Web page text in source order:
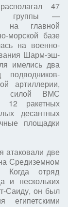
47
группы —
на главной
морской базе
на военно-
Шарм-эш-
имелись два
артиллерии,
силой ВМС
12 ракетных
десантных
площадки
атаковали две
Средиземном
Когда отряд
и нескольких
Саиду, он был
египетскими